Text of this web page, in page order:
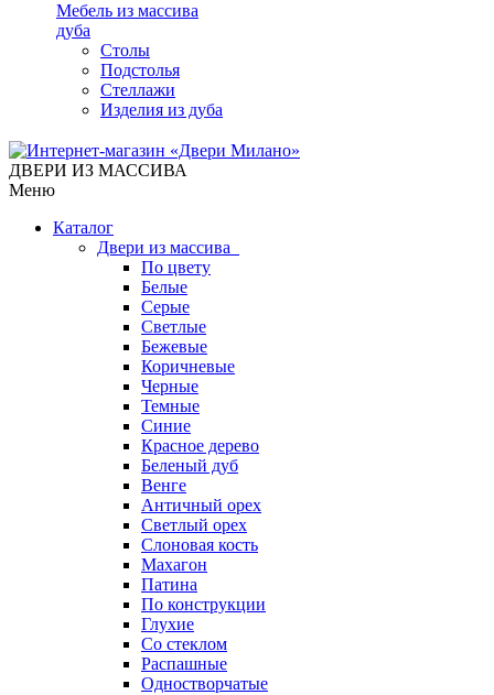
Мебель из массива
дуба
Столы
Подстолья
Стеллажи
Изделия из дуба
ДВЕРИ ИЗ МАССИВА
Меню
Каталог
Двери из массива
По цвету
Белые
Серые
Светлые
Бежевые
Коричневые
Черные
Темные
Синие
Красное дерево
Беленый дуб
Венге
Античный орех
Светлый орех
Слоновая кость
Махагон
Патина
По конструкции
Глухие
Со стеклом
Распашные
Одностворчатые